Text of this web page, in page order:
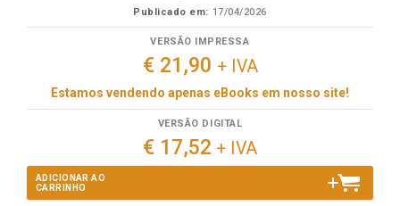
Publicado em: 17/04/2026
VERSÃO IMPRESSA
€ 21,90 + IVA
Estamos vendendo apenas eBooks em nosso site!
VERSÃO DIGITAL
€ 17,52 + IVA
ADICIONAR AO
CARRINHO